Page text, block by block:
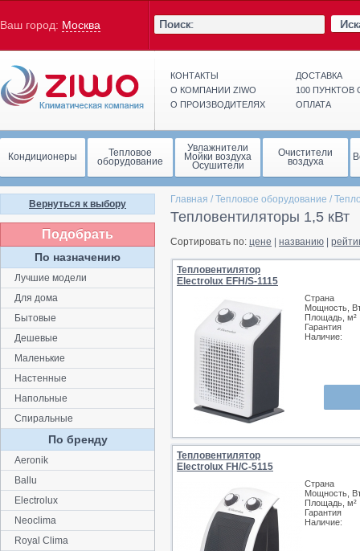
Ваш город: Москва
КОНТАКТЫ
О КОМПАНИИ ZIWO
О ПРОИЗВОДИТЕЛЯХ
ДОСТАВКА
100
ОПЛАТА
Кондиционеры Тепловое
оборудование
Увлажнители
Мойки воздуха
Осушители
Очистители
воздуха
Главная / Тепловое оборудование /
Тепловентиляторы 1,5 кВт
Сортировать по: цене названию
Тепловентилятор
Electrolux EFH/S-1115
Страна
Мощность,
Площадь, м²
Гарантия
Наличие:
Тепловентилятор
Electrolux FH/C-5115
Страна
Мощность,
Площадь, м²
Гарантия
Наличие:
Вернуться к выбору
Подобрать
По назначению
Лучшие модели
Для дома
Бытовые
Дешевые
Маленькие
Настенные
Напольные
Спиральные
По бренду
Aeronik
Ballu
Electrolux
Neoclima
Royal Clima